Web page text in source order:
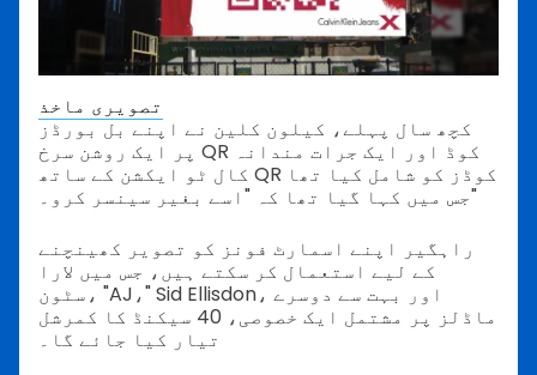
تصویری ماخذ
کچھ سال پہلے، کیلون کلین نے اپنے بل بورڈز
پر ایک روشن سرخ QR کوڈ اور ایک جرات مندانہ
کال ٹو ایکشن کے ساتھ QR کوڈز کو شامل کیا تھا
جس میں کہا گیا تھا کہ "اسے بغیر سینسر کرو۔"
راہگیر اپنے اسمارٹ فونز کو تصویر کھینچنے
کے لیے استعمال کر سکتے ہیں، جس میں لارا
سٹون، "AJ،" Sid Ellisdon، اور بہت سے دوسرے
ماڈلز پر مشتمل ایک خصوصی، 40 سیکنڈ کا کمرشل
تیار کیا جائے گا۔